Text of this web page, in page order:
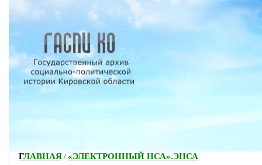
ГЛАВНАЯ/ «ЭЛЕКТРОННЫЙ НСА».ЭНСА